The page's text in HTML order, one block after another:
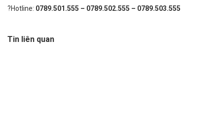
?Hotline: 0789.501.555 – 0789.502.555 – 0789.503.555
Tin liên quan